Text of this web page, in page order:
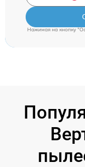
Нажимая на кнопку